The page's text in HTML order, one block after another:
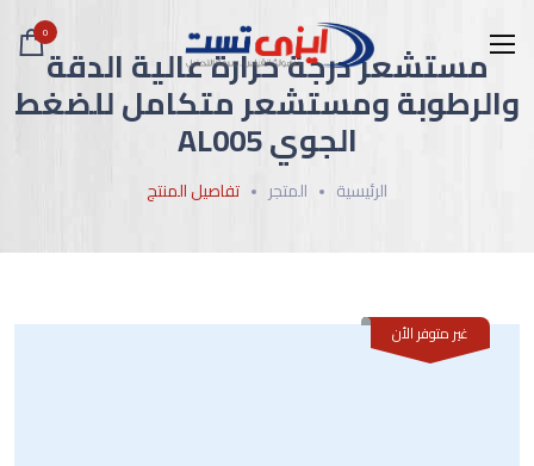
0
مستشعر درجة حرارة عالية الدقة
والرطوبة ومستشعر متكامل للضغط
الجوي AL005
الرئيسية المتجر تفاصيل المنتج
غير متوفر الأن